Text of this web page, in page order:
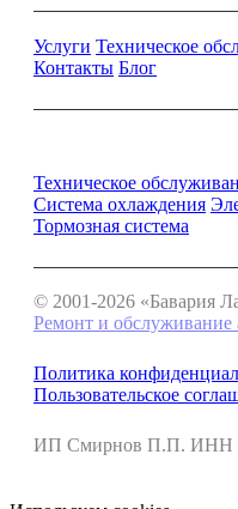
Услуги Техническое
Контакты Блог
Техническое
Система охлаждения
Тормозная система
© 2001-2026 «Бавария
Ремонт и
Политика
Пользовательское
ИП Смирнов П.П. ИНН